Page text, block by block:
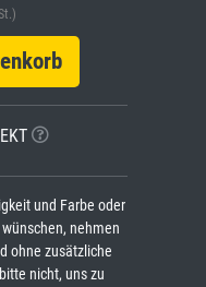
und Farbe oder
nehmen
ohne zusätzliche
nicht, uns zu